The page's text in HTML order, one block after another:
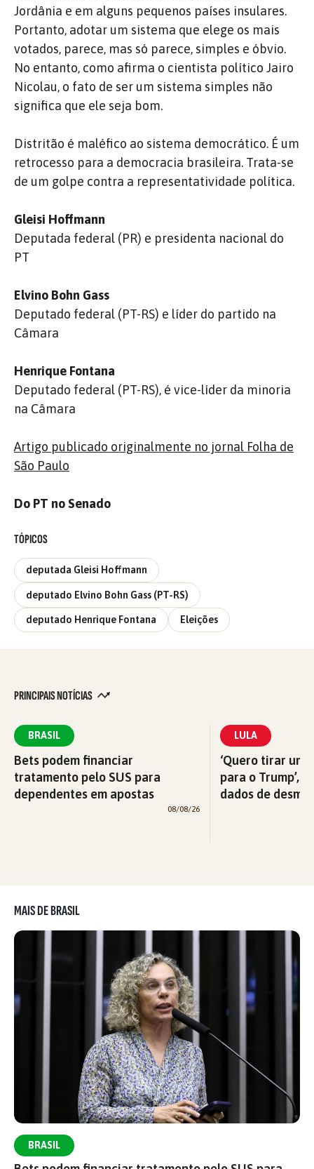
Jordânia e em alguns pequenos países insulares.
Portanto, adotar um sistema que elege os mais
votados, parece, mas só parece, simples e óbvio.
No entanto, como afirma o cientista político Jairo
Nicolau, o fato de ser um sistema simples não
significa que ele seja bom.
Distritão é maléfico ao sistema democrático. É um
retrocesso para a democracia brasileira. Trata-se
de um golpe contra a representatividade política.
Gleisi Hoffmann
Deputada federal (PR) e presidenta nacional do
PT
Elvino Bohn Gass
Deputado federal (PT-RS) e líder do partido na
Câmara
Henrique Fontana
Deputado federal (PT-RS), é vice-líder da minoria
na Câmara
Artigo publicado originalmente no jornal Folha de
São Paulo
Do PT no Senado
TÓPICOS
deputada Gleisi Hoffmann
deputado Elvino Bohn Gass (PT-RS)
deputado Henrique Fontana Eleições
PRINCIPAIS NOTÍCIAS
BRASIL
Bets podem financiar
tratamento pelo SUS para
dependentes em apostas
08/08/26
LULA
‘Quero tirar
para o Trump’,
dados de
MAIS DE BRASIL
BRASIL